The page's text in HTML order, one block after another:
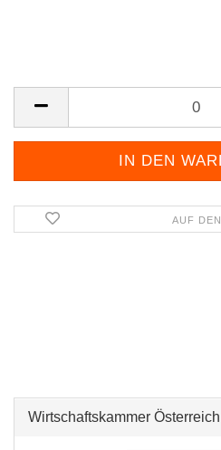
AUF
Wirtschaftskammer Österreich